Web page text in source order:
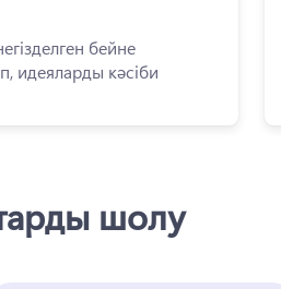
бейне
идеяларды кәсіби
шолу